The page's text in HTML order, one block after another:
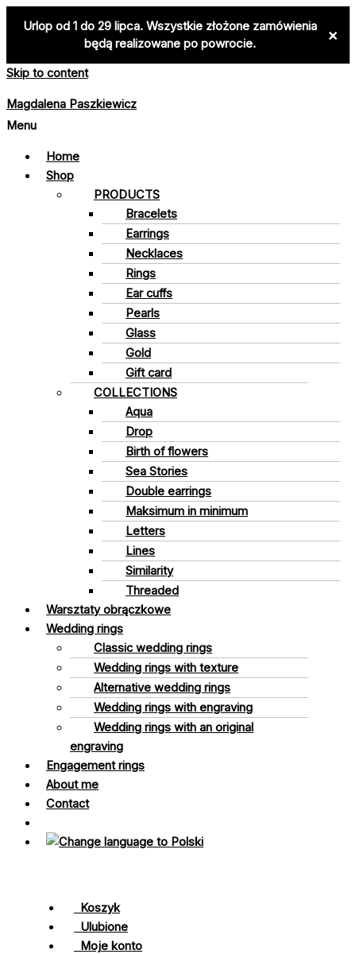
Urlop od 1 do 29 lipca. Wszystkie złożone zamówienia
będą realizowane po powrocie.
×
Skip to content
Magdalena Paszkiewicz
Menu
Home
Shop
PRODUCTS
Bracelets
Earrings
Necklaces
Rings
Ear cuffs
Pearls
Glass
Gold
Gift card
COLLECTIONS
Aqua
Drop
Birth of flowers
Sea Stories
Double earrings
Maksimum in minimum
Letters
Lines
Similarity
Threaded
Warsztaty obrączkowe
Wedding rings
Classic wedding rings
Wedding rings with texture
Alternative wedding rings
Wedding rings with engraving
Wedding rings with an original
engraving
Engagement rings
About me
Contact
Koszyk
Ulubione
Moje konto